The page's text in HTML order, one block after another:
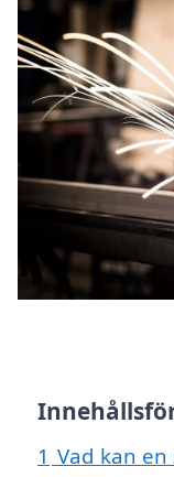
1 Vad kan